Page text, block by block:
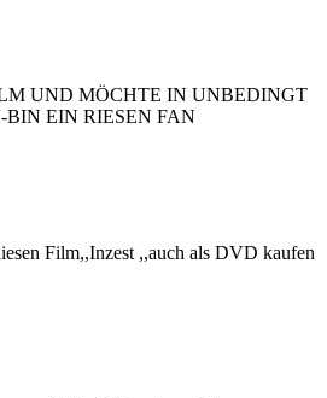
UND MÖCHTE IN UNBEDINGT
EIN RIESEN FAN
Film,,Inzest ,,auch als DVD kaufen